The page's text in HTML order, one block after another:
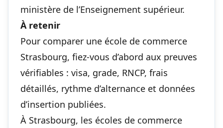
ministère de l’Enseignement supérieur.
À retenir
Pour comparer une école de commerce
Strasbourg, fiez-vous d’abord aux preuves
vérifiables : visa, grade, RNCP, frais
détaillés, rythme d’alternance et données
d’insertion publiées.
À Strasbourg, les écoles de commerce